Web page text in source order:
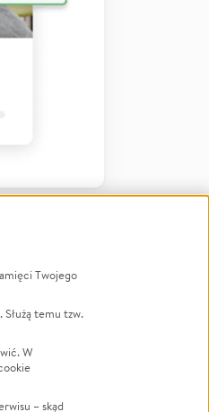
Twojego
temu tzw.
W
– skąd